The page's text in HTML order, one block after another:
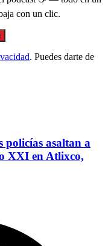
con un clic.
. Puedes darte de
policías asaltan a
XXI en Atlixco,